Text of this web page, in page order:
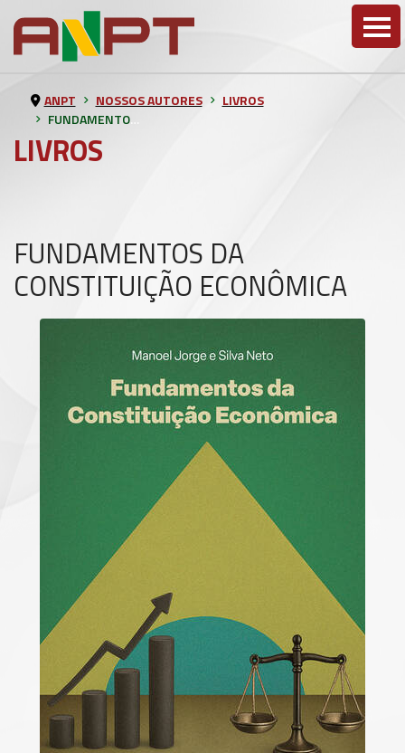
LIVROS
ANPT NOSSOS AUTORES
LIVROS
FUNDAMENTOS DA CONSTITUIÇÃO ECONÔMICA
FUNDAMENTOS DA
CONSTITUIÇÃO ECONÔMICA